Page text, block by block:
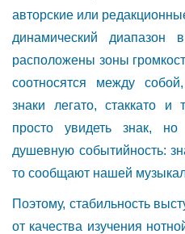
авторские или
динамический диапазон
расположены зоны
соотносятся между
знаки легато, стаккато
просто увидеть знак,
душевную событийность:
то сообщают нашей
Поэтому, стабильность
от качества изучения